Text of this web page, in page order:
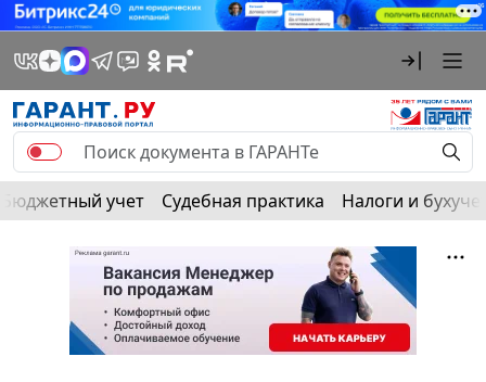
Бюджетный учет Судебная практика Налоги и